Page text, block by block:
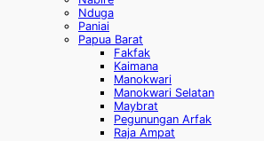
Nduga
Paniai
Papua Barat
Fakfak
Kaimana
Manokwari
Manokwari Selatan
Maybrat
Pegunungan Arfak
Raja Ampat